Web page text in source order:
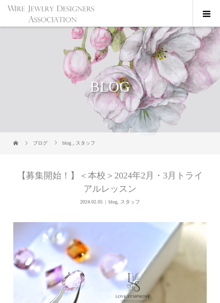
BLOG
ブログ blog スタッフ
【募集開始！】＜本校＞2024年2月・3月トライ
アルレッスン
2024.02.05 blog, スタッフ